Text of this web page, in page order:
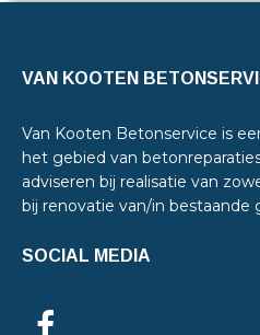
VAN KOOTEN
Van Kooten Betonservice is
het gebied van
adviseren bij realisatie van
bij renovatie van/in bestaande
SOCIAL MEDIA